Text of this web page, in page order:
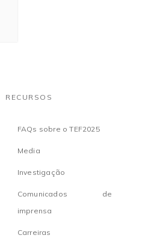
RECURSOS
FAQs sobre o TEF2025
Media
Investigação
Comunicados de
imprensa
Carreiras